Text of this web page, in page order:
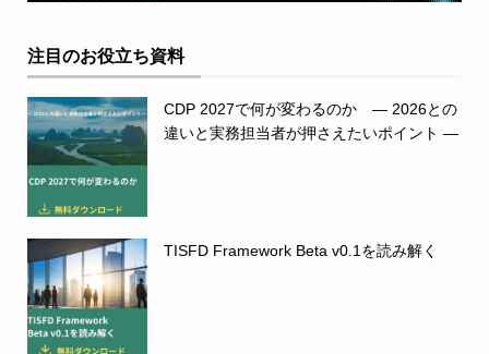
注目のお役立ち資料
CDP 2027で何が変わるのか ― 2026との
違いと実務担当者が押さえたいポイント ―
TISFD Framework Beta v0.1を読み解く